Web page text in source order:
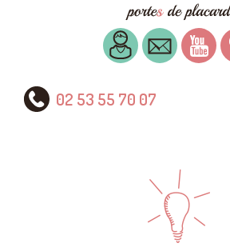
02 53 55 70 07